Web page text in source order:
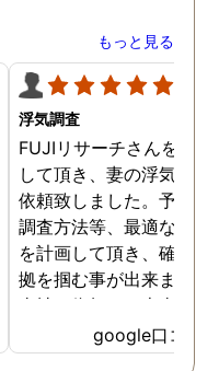
もっと見る
浮気調査
FUJIリサーチさんをご紹
して頂き、妻の浮気調査
依頼致しました。予算か
調査方法等、最適なやり
を計画して頂き、確実な
拠を掴む事が出来ました
当社に依頼して本当に良
ったと実感しております
依頼中にはいろいろな相
google口コミ